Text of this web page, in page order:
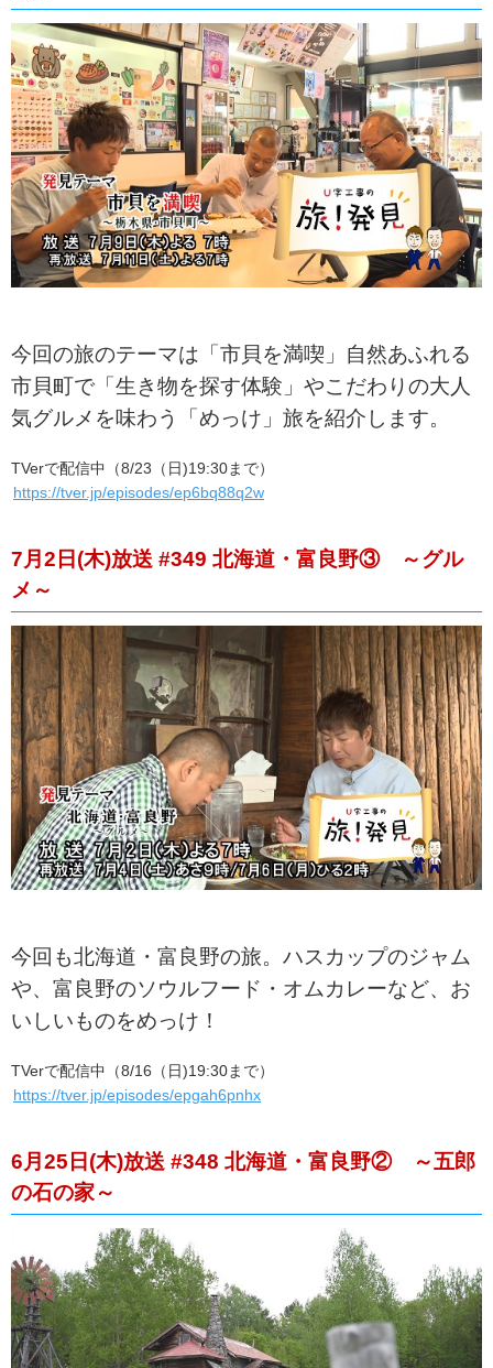
今回の旅のテーマは「市貝を満喫」自然あふれる
市貝町で「生き物を探す体験」やこだわりの大人
気グルメを味わう「めっけ」旅を紹介します。
TVerで配信中（8/23（日)19:30まで）
https://tver.jp/episodes/ep6bq88q2w
7月2日(木)放送 #349 北海道・富良野③ ～グル
メ～
今回も北海道・富良野の旅。ハスカップのジャム
や、富良野のソウルフード・オムカレーなど、お
いしいものをめっけ！
TVerで配信中（8/16（日)19:30まで）
https://tver.jp/episodes/epgah6pnhx
6月25日(木)放送 #348 北海道・富良野② ～五郎
の石の家～